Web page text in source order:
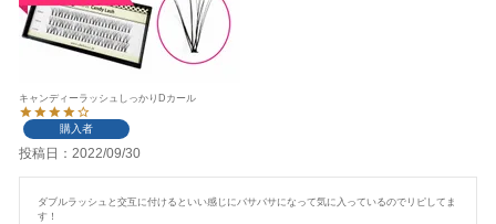
キャンディーラッシュしっかりDカール
購入者
投稿日 2022/09/30
ダブルラッシュと交互に付けるといい感じにバサバサになって気に入っているのでリピしてま
す！